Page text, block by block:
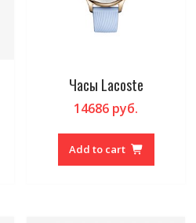
Часы Lacoste
14686 руб.
Add to cart